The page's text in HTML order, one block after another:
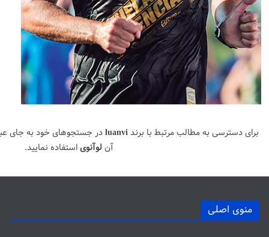
برای دسترسی به مطالب مرتبط با برندluanviدر جستجوهای خود به جای
آن لوآنویاستفاده نمایید.
منوی اصلی